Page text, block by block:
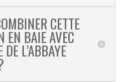
CETTE
EN BAIE AVEC
L’ABBAYE